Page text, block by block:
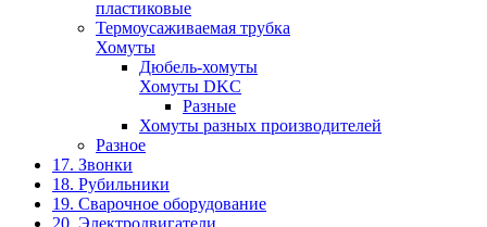
пластиковые
Термоусаживаемая трубка
Хомуты
Дюбель-хомуты
Хомуты DKC
Разные
Хомуты разных производителей
Разное
17. Звонки
18. Рубильники
19. Сварочное оборудование
20. Электродвигатели